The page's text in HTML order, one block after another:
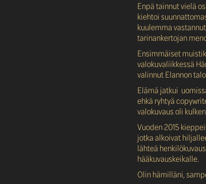
Enpä tainnut vielä
kiehtoi
kuulemma
tarinankertojan
Ensimmäiset
valokuvaliikkessä
valinnut Elannon
Elämä jatkui
ehkä ryhtyä
valokuvaus oli
Vuoden 2015
jotka alkoivat
lähteä
hääkuvauskeikalle.
Olin hämilläni,